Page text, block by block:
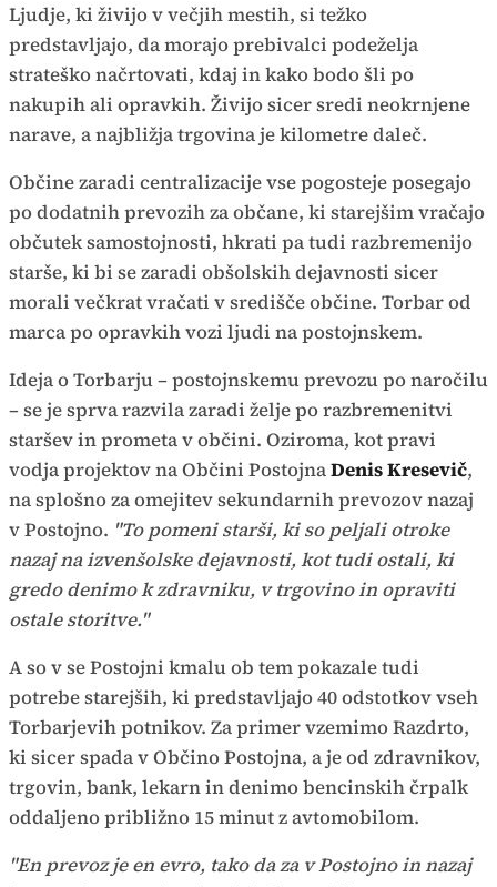
Ljudje, ki živijo v večjih mestih, si težko
predstavljajo, da morajo prebivalci podeželja
strateško načrtovati, kdaj in kako bodo šli po
nakupih ali opravkih. Živijo sicer sredi neokrnjene
narave, a najbližja trgovina je kilometre daleč.
Občine zaradi centralizacije vse pogosteje posegajo
po dodatnih prevozih za občane, ki starejšim vračajo
občutek samostojnosti, hkrati pa tudi razbremenijo
starše, ki bi se zaradi obšolskih dejavnosti sicer
morali večkrat vračati v središče občine. Torbar od
marca po opravkih vozi ljudi na postojnskem.
Ideja o Torbarju – postojnskemu prevozu po naročilu
– se je sprva razvila zaradi želje po razbremenitvi
staršev in prometa v občini. Oziroma, kot pravi
vodja projektov na Občini PostojnaDenis Kresevič,
na splošno za omejitev sekundarnih prevozov nazaj
v Postojno. "To pomeni starši, ki so peljali otroke
nazaj na izvenšolske dejavnosti, kot tudi ostali, ki
gredo denimo k zdravniku, v trgovino in opraviti
ostale storitve."
A so v se Postojni kmalu ob tem pokazale tudi
potrebe starejših, ki predstavljajo 40 odstotkov vseh
Torbarjevih potnikov. Za primer vzemimo Razdrto,
ki sicer spada v Občino Postojna, a je od zdravnikov,
trgovin, bank, lekarn in denimo bencinskih črpalk
oddaljeno približno 15 minut z avtomobilom.
"En prevoz je en evro, tako da za v Postojno in nazaj